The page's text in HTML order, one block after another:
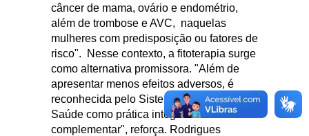
câncer de mama, ovário e endométrio,
além de trombose e AVC, naquelas
mulheres com predisposição ou fatores de
risco". Nesse contexto, a fitoterapia surge
como alternativa promissora. "Além de
apresentar menos efeitos adversos, é
reconhecida pelo Sistema Único de
Saúde como prática integrativa e
complementar", reforça. Rodrigues